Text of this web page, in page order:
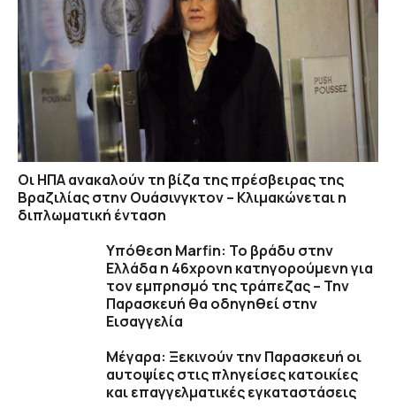
Οι ΗΠΑ ανακαλούν τη βίζα της πρέσβειρας της
Βραζιλίας στην Ουάσινγκτον – Κλιμακώνεται η
διπλωματική ένταση
Υπόθεση Marfin: Το βράδυ στην
Ελλάδα η 46χρονη κατηγορούμενη για
τον εμπρησμό της τράπεζας – Την
Παρασκευή θα οδηγηθεί στην
Εισαγγελία
Μέγαρα: Ξεκινούν την Παρασκευή οι
αυτοψίες στις πληγείσες κατοικίες
και επαγγελματικές εγκαταστάσεις